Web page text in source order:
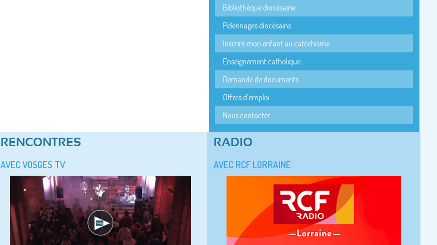
Bibliothèque diocésaine
Pèlerinages diocésains
Inscrire mon enfant au catéchisme
Enseignement catholique
Demande de documents
Offres d'emploi
Nous contacter
RENCONTRES
AVEC VOSGES TV
RADIO
AVEC RCF LORRAINE